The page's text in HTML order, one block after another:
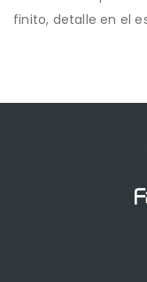
finito, detalle en el